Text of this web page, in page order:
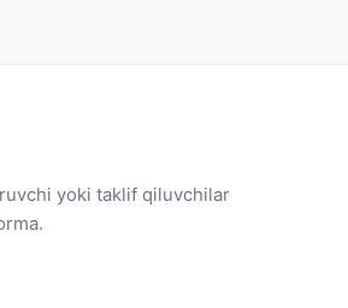
yoki taklif qiluvchilar